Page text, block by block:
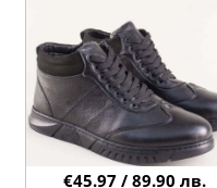
€45.97 / 89.90 лв.